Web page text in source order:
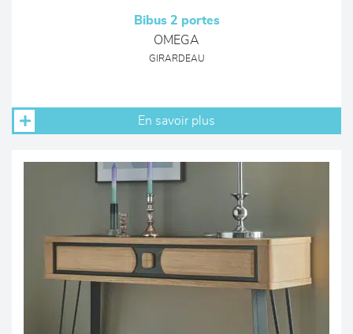
Bibus 2 portes
OMEGA
GIRARDEAU
En savoir plus